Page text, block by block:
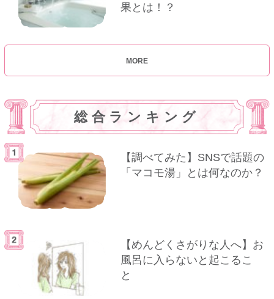
果とは！？
MORE
総合ランキング
【調べてみた】SNSで話題の
「マコモ湯」とは何なのか？
【めんどくさがりな人へ】お
風呂に入らないと起こるこ
と